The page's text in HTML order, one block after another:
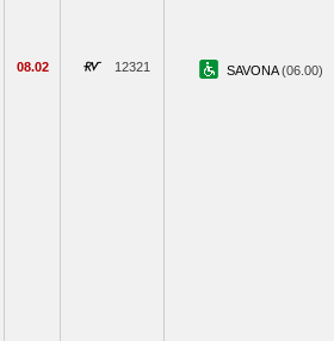
08.02 12321 SAVONA(06.00)